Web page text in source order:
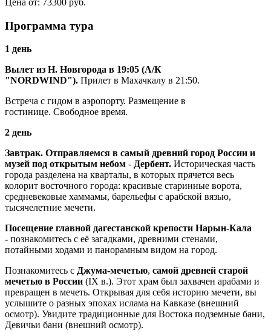
Программа тура
1 день
Вылет из Н. Новгорода в 19:05 (А/К
"NORDWIND"). Прилет в Махачкалу в 21:50.
Встреча с гидом в аэропорту. Размещение в
гостинице. Свободное время.
2 день
Завтрак. Отправляемся в самый древний город России и
музей под открытым небом - Дербент. Историческая часть
города разделена на кварталы, в которых прячется весь
колорит восточного города: красивые старинные ворота,
средневековые хаммамы, барельефы с арабской вязью,
тысячелетние мечети.
Посещение главной дагестанской крепости Нарын-Кала
- познакомитесь с её загадками, древними стенами,
потайными ходами и панорамным видом на город.
Познакомитесь с Джума-мечетью, самой древней старой
мечетью в России (IX в.). Этот храм был захвачен арабами и
превращен в мечеть. Открывая для себя историю мечети, вы
услышите о разных эпохах ислама на Кавказе (внешний
осмотр). Увидите традиционные для Востока подземные бани,
Девичьи бани (внешний осмотр).